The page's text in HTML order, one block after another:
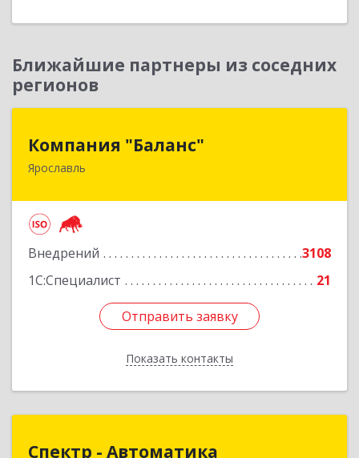
Ближайшие партнеры из соседних
регионов
Компания "Баланс"
Ярославль
Внедрений
3108
1С:Специалист
21
Отправить заявку
Показать контакты
150014, Ярославская обл, Ярославль г, Свободы
Отправить заявку
Назад
Спектр - Автоматика